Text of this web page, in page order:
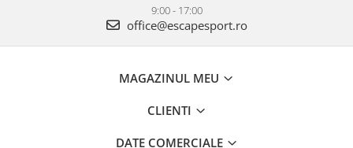
9:00 - 17:00
office@escapesport.ro
MAGAZINUL MEU
CLIENTI
DATE COMERCIALE